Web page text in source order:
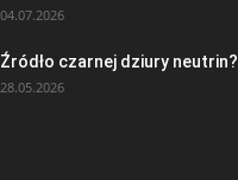
04.07.2026
Źródło czarnej dziury neutrin?
28.05.2026